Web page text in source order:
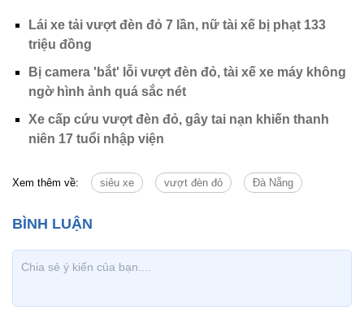
Lái xe tải vượt đèn đỏ 7 lần, nữ tài xế bị phạt 133
triệu đồng
Bị camera 'bắt' lỗi vượt đèn đỏ, tài xế xe máy không
ngờ hình ảnh quá sắc nét
Xe cấp cứu vượt đèn đỏ, gây tai nạn khiến thanh
niên 17 tuổi nhập viện
Xem thêm về: siêu xe vượt đèn đỏ Đà Nẵng